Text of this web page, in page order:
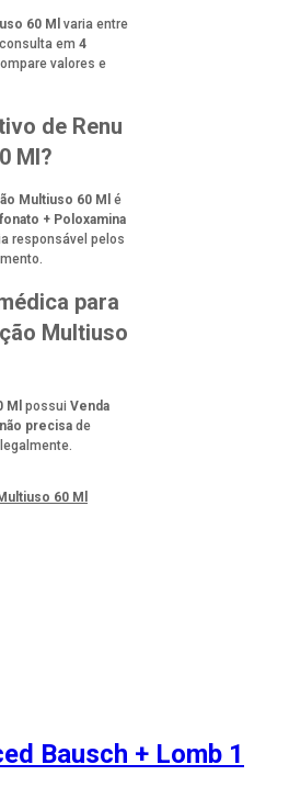
60 Ml varia entre
em 4
valores e
de Renu
Ml?
Multiuso 60 Ml é
+ Poloxamina
responsável pelos
para
Multiuso
possui Venda
não precisa de
60 Ml
Bausch + Lomb 1